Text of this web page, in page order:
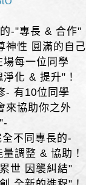
-"專長 & 合作"
神性 圓滿的自己
每一位同學
化 & 提升"！
- 有10位同學
來協助你之外
不同專長的-
調整 & 協助！
世 因襲糾結"